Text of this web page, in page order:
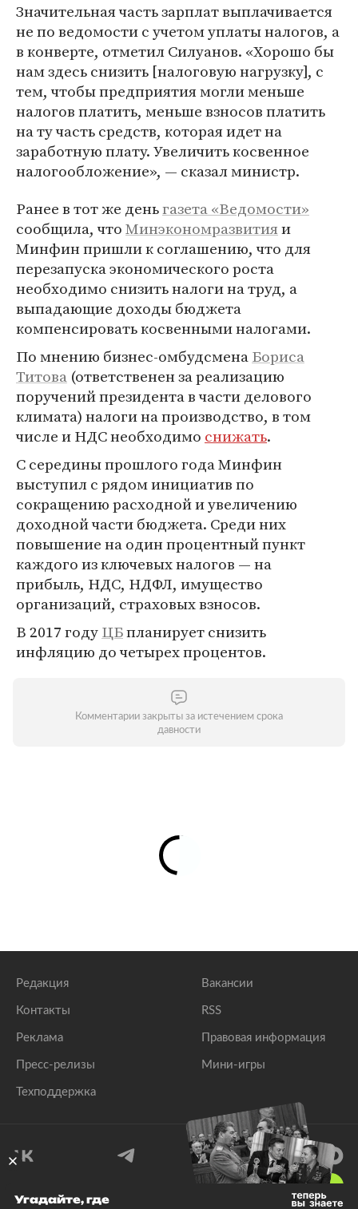
Значительная часть зарплат выплачивается
не по ведомости с учетом уплаты налогов, а
в конверте, отметил Силуанов. «Хорошо бы
нам здесь снизить [налоговую нагрузку], с
тем, чтобы предприятия могли меньше
налогов платить, меньше взносов платить
на ту часть средств, которая идет на
заработную плату. Увеличить косвенное
налогообложение», — сказал министр.
Ранее в тот же деньгазета «Ведомости»
сообщила, чтоМинэкономразвитияи
Минфин пришли к соглашению, что для
перезапуска экономического роста
необходимо снизить налоги на труд, а
выпадающие доходы бюджета
компенсировать косвенными налогами.
По мнению бизнес-омбудсменаБориса
Титова (ответственен за реализацию
поручений президента в части делового
климата) налоги на производство, в том
числе и НДС необходимо снижать.
С середины прошлого года Минфин
выступил с рядом инициатив по
сокращению расходной и увеличению
доходной части бюджета. Среди них
повышение на один процентный пункт
каждого из ключевых налогов — на
прибыль, НДС, НДФЛ, имущество
организаций, страховых взносов.
В 2017 годуЦБпланирует снизить
инфляцию до четырех процентов.
Комментарии закрыты за истечением срока
давности
Редакция
Контакты
Реклама
Пресс-релизы
Техподдержка
Вакансии
RSS
Правовая информация
Мини-игры
Угадайте, где